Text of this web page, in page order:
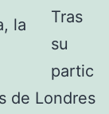
Tras
su
partic
de Londres